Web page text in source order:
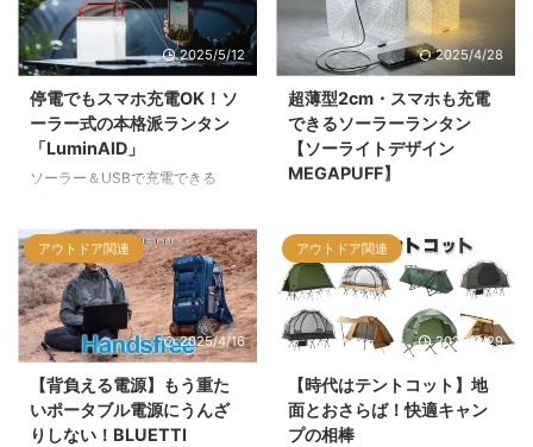
ッター、栓抜き、ホイッスルの6
機能を搭載。USB充電式で風にも
強い着火性能など、キャンプや防
災に最適なスペックを紹介しま
す。
アを組み合わせて多機能に活用で
きるアウトドア仕様のモバイルバ
ッテリー。三脚対応や選べる容
量・カラー展開も魅力。
2025/5/12
停電でもスマホ充電OK！ソ
ーラー式の本格派ランタン
「LuminAID」
ソーラー＆USBで充電できる
電も可能なLEDランタン。防水・
軽量で防災用品にも最適。
2025/4/28
超薄型2cm・スマホも充電
できるソーラーランタン
【ソーライトデザイン
MEGAPUFF】
ソーラー＆USB充電対応でスマホ
への給電も可能なポータブルラン
タンを紹介します。アウトドアや
防災用におすすめです。
アウトドア関連
2025/4/16
【背負える電源】もう重た
いポータブル電源にうんざ
りしない！BLUETTI
アウトドア関連
2025/3/29
【時代はテントコット】地
面とおさらば！快適キャン
プの相棒